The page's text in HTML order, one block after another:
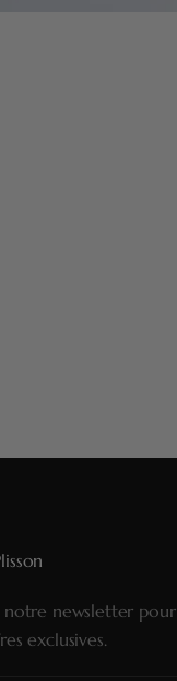
notre newsletter pour
exclusives.